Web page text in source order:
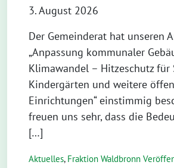
3. August 2026
Der Gemeinderat hat unseren
„Anpassung kommunaler
Klimawandel – Hitzeschutz für
Kindergärten und weitere
Einrichtungen“ einstimmig
freuen uns sehr, dass die
[…]
Aktuelles, Fraktion Waldbronn